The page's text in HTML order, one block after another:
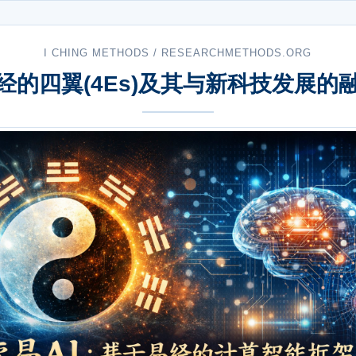
I CHING METHODS / RESEARCHMETHODS.ORG
的四翼(4Es)及其与新科技发展的